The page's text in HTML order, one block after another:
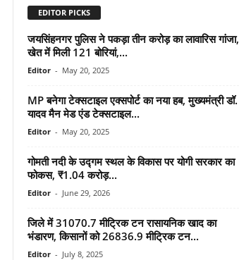
EDITOR PICKS
जयसिंहनगर पुलिस ने पकड़ा तीन करोड़ का लावारिस गांजा,
खेत में मिली 121 बोरियां,...
Editor - May 20, 2025
MP बनेगा टेक्सटाइल एक्सपोर्ट का नया हब, मुख्यमंत्री डॉ.
यादव मैन मेड एंड टेक्सटाइल...
Editor - May 20, 2025
गोमती नदी के उद्गम स्थल के विकास पर योगी सरकार का
फोकस, ₹1.04 करोड़...
Editor - June 29, 2026
जिले में 31070.7 मीट्रिक टन रासायनिक खाद का
भंडारण, किसानों को 26836.9 मीट्रिक टन...
Editor - July 8, 2025